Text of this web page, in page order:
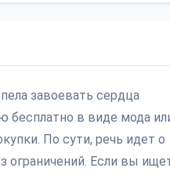
завоевать сердца
бесплатно в виде мода
По сути, речь идет о
ограничений. Если вы